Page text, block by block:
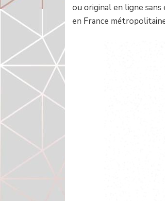
ou original en ligne sans
en France